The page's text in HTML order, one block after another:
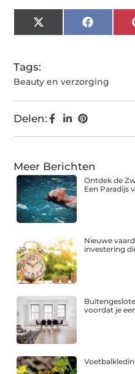
X
(Twitter)
Tags:
Beauty en verzorging
Delen:
Meer Berichten
Ontdek de
Een Paradijs
Nieuwe
investering
voordat je